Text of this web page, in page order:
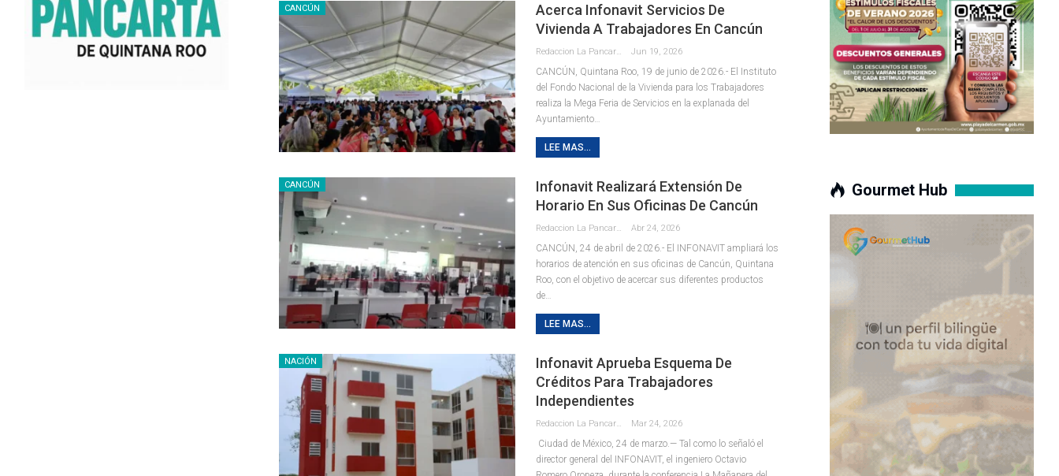
CANCÚN
Acerca Infonavit Servicios De
Vivienda A Trabajadores En Cancún
Jun 19, 2026
CANCÚN, Quintana Roo, 19 de junio de 2026.- El Instituto
del Fondo Nacional de la Vivienda para los Trabajadores
realiza la Mega Feria de Servicios en la explanada del
Ayuntamiento
LEE MAS...
CANCÚN
Infonavit Realizará Extensión De
Horario En Sus Oficinas De Cancún
Abr 24, 2026
CANCÚN, 24 de abril de 2026.- El INFONAVIT ampliará los
horarios de atención en sus oficinas de Cancún, Quintana
Roo, con el objetivo de acercar sus diferentes productos
de
LEE MAS...
NACIÓN
Infonavit Aprueba Esquema De
Créditos Para Trabajadores
Independientes
Mar 24, 2026
Ciudad de México, 24 de marzo.— Tal como lo señaló el
director general del INFONAVIT, el ingeniero Octavio
Gourmet Hub